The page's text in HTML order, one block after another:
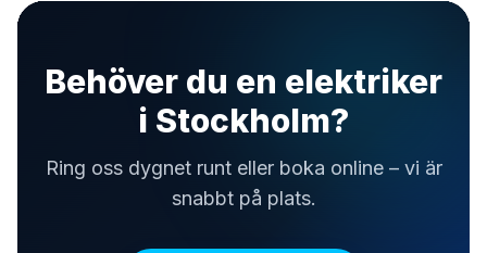
Behöver du en elektriker
i Stockholm?
Ring oss dygnet runt eller boka online – vi är
snabbt på plats.